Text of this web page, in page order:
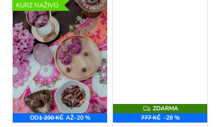
KURZ NAŽIVO
OD1 200 KČ AŽ–20 %
Z
D
A
ZDARMA
777 KČ –28 %